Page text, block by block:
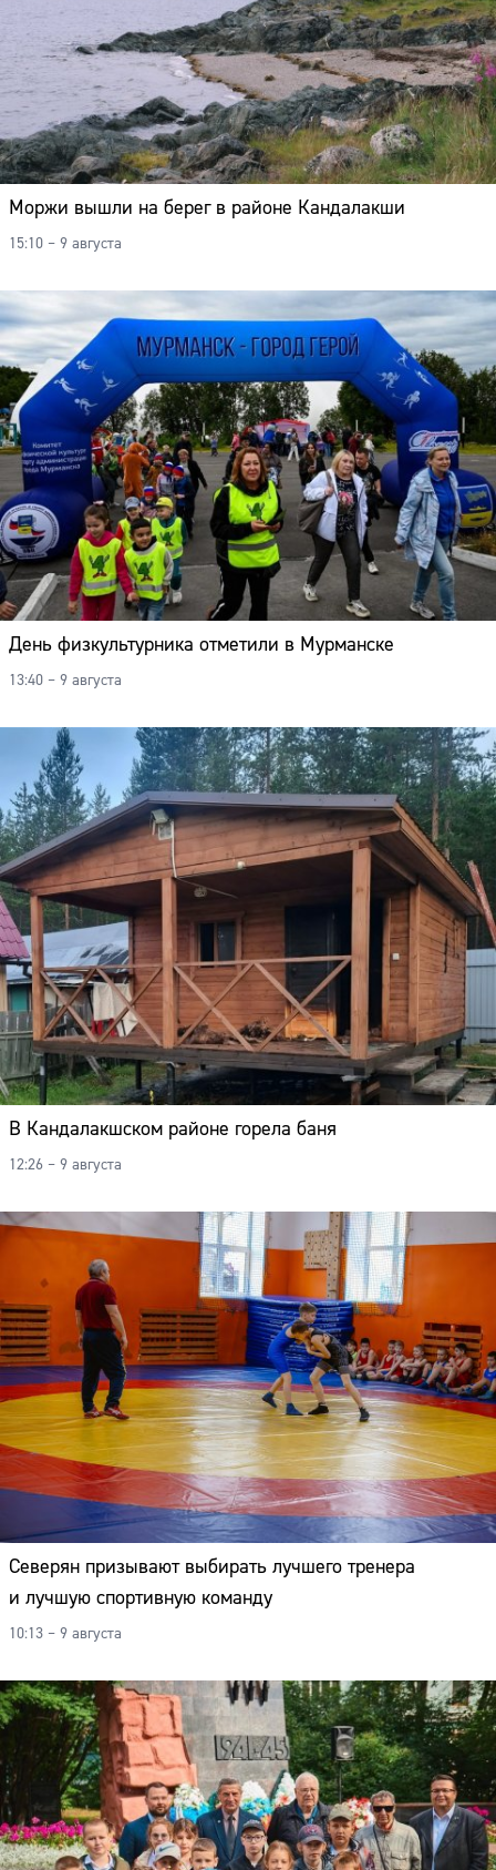
Моржи вышли на берег в районе Кандалакши
15:10 – 9 августа
День физкультурника отметили в Мурманске
13:40 – 9 августа
В Кандалакшском районе горела баня
12:26 – 9 августа
Северян призывают выбирать лучшего тренера
и лучшую спортивную команду
10:13 – 9 августа